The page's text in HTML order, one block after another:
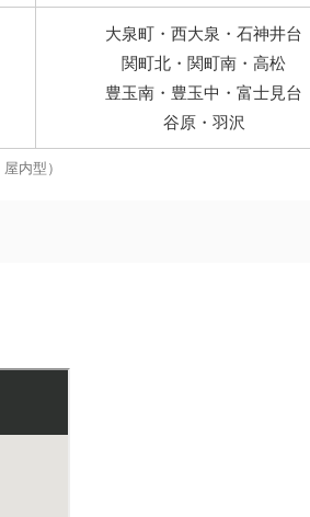
大泉町・西大泉・石神井台
関町北・関町南・高松
豊玉南・豊玉中・富士見台
谷原・羽沢
内型）